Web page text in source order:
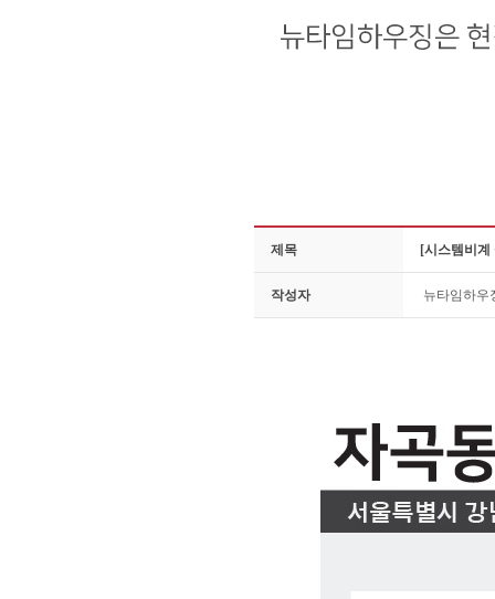
제목 [시스템비
작성자 뉴타임하우